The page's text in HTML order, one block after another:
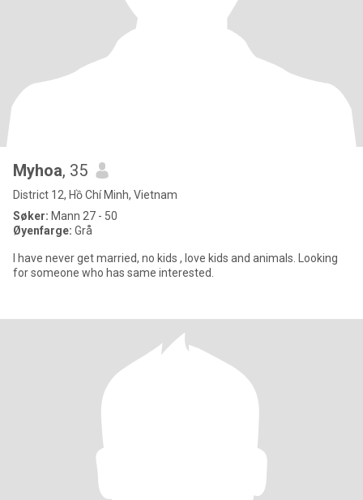
Myhoa, 35
District 12, Hồ Chí Minh, Vietnam
Søker: Mann 27 - 50
Øyenfarge: Grå
I have never get married, no kids , love kids and animals. Looking
for someone who has same interested.